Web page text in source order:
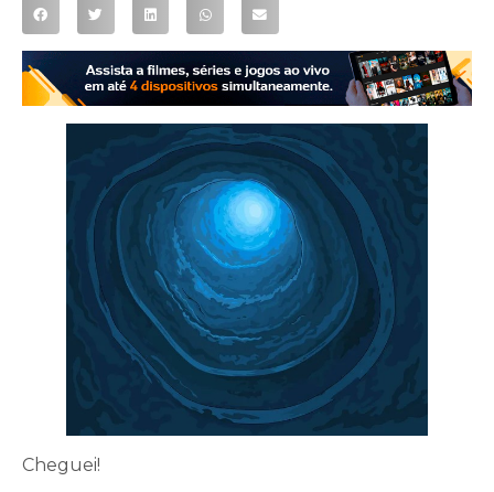
Cheguei!